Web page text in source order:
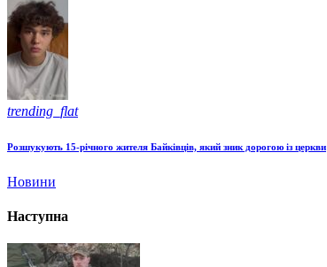
trending_flat
Розшукують 15-річного жителя Байківців, який зник дорогою із церкви
Новини
Наступна